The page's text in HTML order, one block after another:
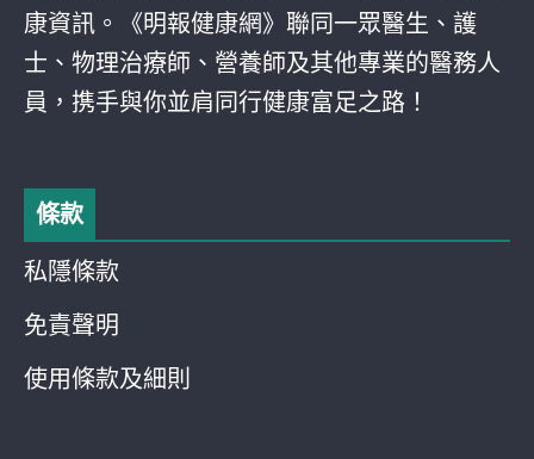
康資訊。《明報健康網》聯同一眾醫生、護
士、物理治療師、營養師及其他專業的醫務人
員，携手與你並肩同行健康富足之路！
條款
私隱條款
免責聲明
使用條款及細則